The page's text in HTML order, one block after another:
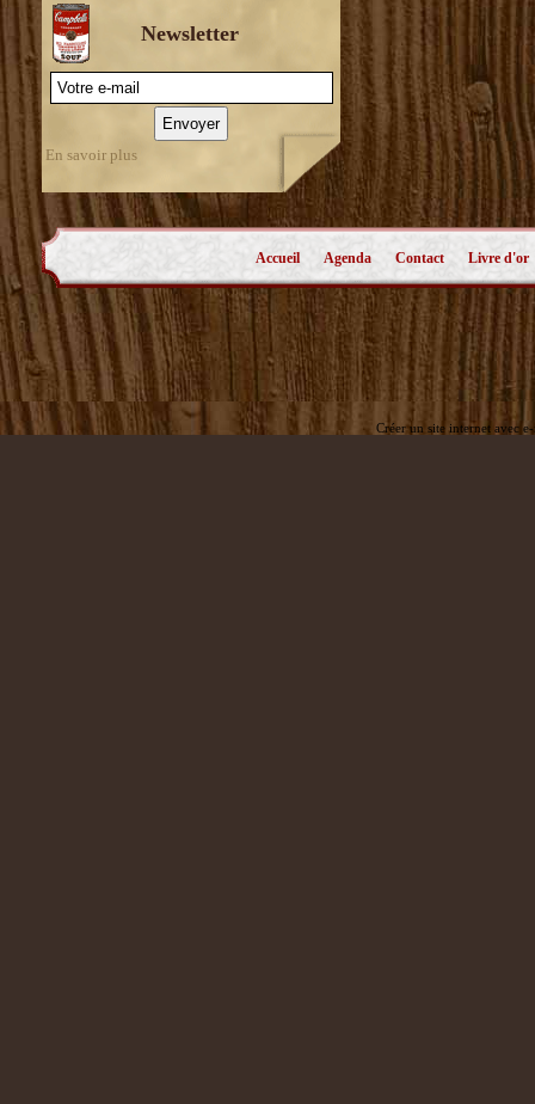
Newsletter
En savoir plus
Accueil Agenda Contact Livre d'or
Créer un site internet avec